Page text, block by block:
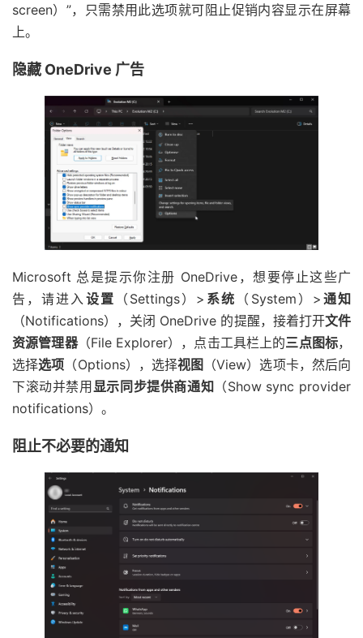
screen）”，只需禁用此选项就可阻止促销内容显示在屏幕
上。
隐藏 OneDrive 广告
Microsoft 总是提示你注册 OneDrive，想要停止这些广
告，请进入设置 （Settings）> 系统 （System）> 通知
（Notifications），关闭 OneDrive 的提醒，接着打开文件
资源管理器（File Explorer），点击工具栏上的三点图标，
选择选项 （Options），选择视图
（View）选项卡，然后向
下滚动并禁用 显示同步提供商通知 （Show sync provider
notifications）。
阻止不必要的通知